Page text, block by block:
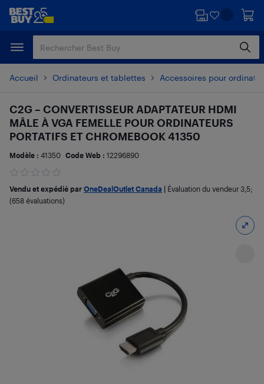
Passer
principal
Passer
Accueil Ordinateurs et tablettes Accessoires pour
C2G – CONVERTISSEUR ADAPTATEUR HDMI
MÂLE À VGA FEMELLE POUR ORDINATEURS
PORTATIFS ET CHROMEBOOK 41350
Modèle : 41350 Code Web : 12296890
Vendu et expédié par OneDealOutlet Canada Évaluation du vendeur 3,5;
(658 évaluations)